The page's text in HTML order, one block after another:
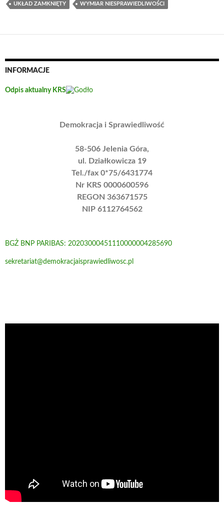
UKŁAD ZAMKNIĘTY WYMIAR NIESPRAWIEDLIWOŚCI
INFORMACJE
Odpis aktualny KRS
Demokracja i Sprawiedliwość
58-506 Jelenia Góra,
ul. Działkowicza 19
Tel./fax 0*75/6431774
Nr KRS 0000600596
REGON 363671575
NIP 6112764562
BGŻ BNP PARIBAS: 20203000451110000004285690
sekretariat@demokracjaisprawiedliwosc.pl